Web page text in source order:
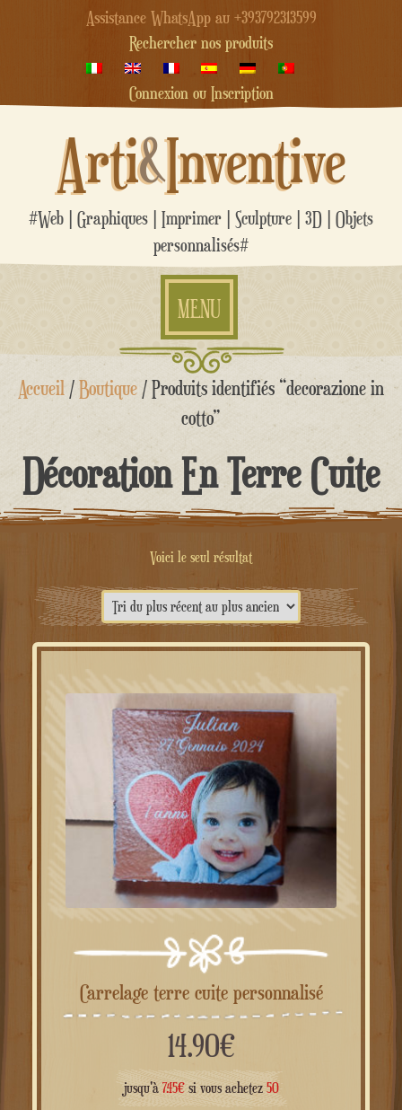
Assistance WhatsApp au +393792313599
Rechercher nos produits
Connexion ou Inscription
Arti&Inventive
#Web | Graphiques | Imprimer | Sculpture | 3D | Objets
personnalisés#
MENU
Aller
Accueil /Boutique / Produits identifiés “decorazione in
cotto”
Décoration En Terre Cuite
Voici le seul résultat
Carrelage terre cuite personnalisé
14.90€
jusqu'à 7.45€si vous achetez 50